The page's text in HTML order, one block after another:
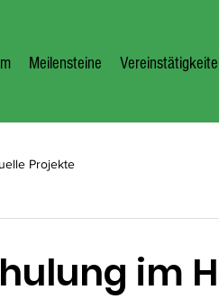
Meilensteine
Projekte
im